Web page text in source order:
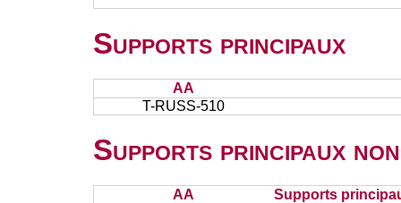
Supports principaux
AA
T-RUSS-510
Supports principaux
AA
Supports